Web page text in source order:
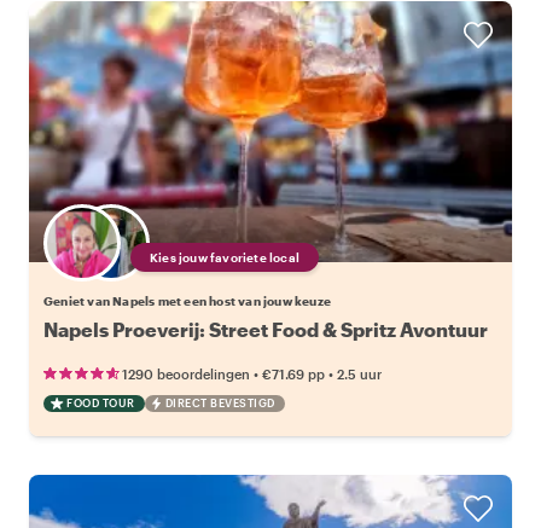
Kies jouw favoriete local
Geniet van Napels met een host van jouw keuze
Napels Proeverij: Street Food & Spritz Avontuur
1290 beoordelingen • €71.69 pp • 2.5 uur
FOOD TOUR DIRECT BEVESTIGD